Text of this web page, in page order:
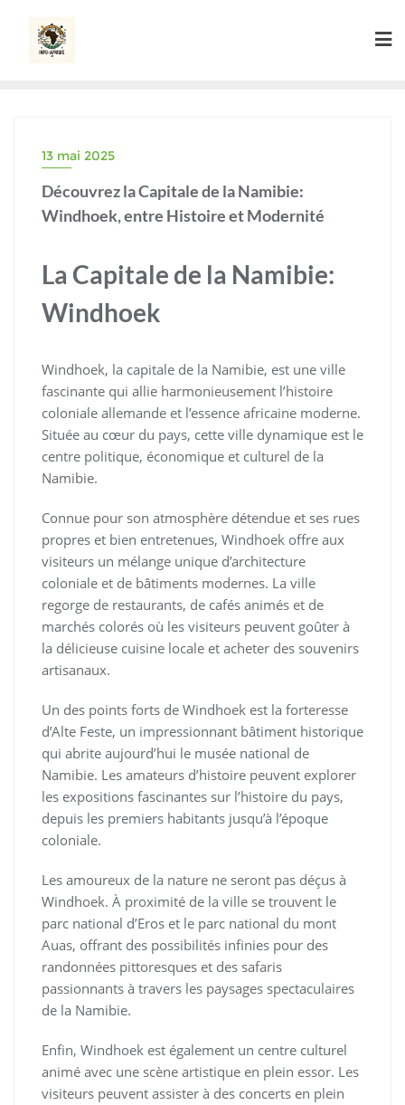
content
13 mai 2025
Découvrez la Capitale de la Namibie:
Windhoek, entre Histoire et Modernité
La Capitale de la Namibie:
Windhoek
Windhoek, la capitale de la Namibie, est une ville
fascinante qui allie harmonieusement l’histoire
coloniale allemande et l’essence africaine moderne.
Située au cœur du pays, cette ville dynamique est le
centre politique, économique et culturel de la
Namibie.
Connue pour son atmosphère détendue et ses rues
propres et bien entretenues, Windhoek offre aux
visiteurs un mélange unique d’architecture
coloniale et de bâtiments modernes. La ville
regorge de restaurants, de cafés animés et de
marchés colorés où les visiteurs peuvent goûter à
la délicieuse cuisine locale et acheter des souvenirs
artisanaux.
Un des points forts de Windhoek est la forteresse
d’Alte Feste, un impressionnant bâtiment historique
qui abrite aujourd’hui le musée national de
Namibie. Les amateurs d’histoire peuvent explorer
les expositions fascinantes sur l’histoire du pays,
depuis les premiers habitants jusqu’à l’époque
coloniale.
Les amoureux de la nature ne seront pas déçus à
Windhoek. À proximité de la ville se trouvent le
parc national d’Eros et le parc national du mont
Auas, offrant des possibilités infinies pour des
randonnées pittoresques et des safaris
passionnants à travers les paysages spectaculaires
de la Namibie.
Enfin, Windhoek est également un centre culturel
animé avec une scène artistique en plein essor. Les
visiteurs peuvent assister à des concerts en plein